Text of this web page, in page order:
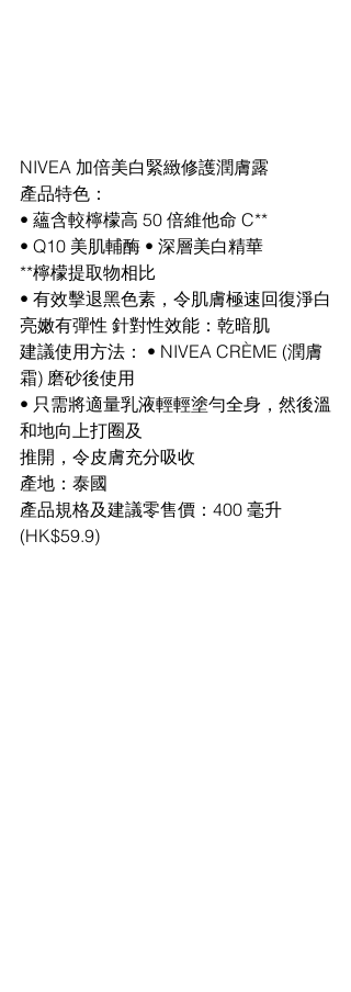
NIVEA 加倍美白緊緻修護潤膚露
產品特色：
• 蘊含較檸檬高 50 倍維他命 C**
• Q10 美肌輔酶 • 深層美白精華
**檸檬提取物相比
• 有效擊退黑色素，令肌膚極速回復淨白
亮嫩有彈性 針對性效能：乾暗肌
建議使用方法： • NIVEA CRÈME (潤膚
霜) 磨砂後使用
• 只需將適量乳液輕輕塗勻全身，然後溫
和地向上打圈及
推開，令皮膚充分吸收
產地：泰國
產品規格及建議零售價：400 毫升
(HK$59.9)